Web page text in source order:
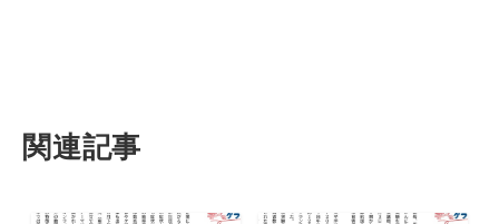
関連記事